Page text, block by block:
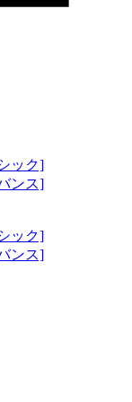
ック]
ンス]
ック]
ンス]